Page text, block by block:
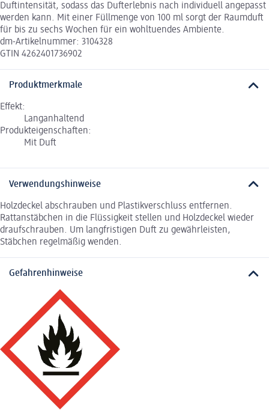
Duftintensität, sodass das Dufterlebnis nach individuell angepasst
werden kann. Mit einer Füllmenge von 100 ml sorgt der Raumduft
für bis zu sechs Wochen für ein wohltuendes Ambiente.
dm-Artikelnummer: 3104328
GTIN 4262401736902
Produktmerkmale
Effekt:
Langanhaltend
Produkteigenschaften:
Mit Duft
Verwendungshinweise
Holzdeckel abschrauben und Plastikverschluss entfernen.
Rattanstäbchen in die Flüssigkeit stellen und Holzdeckel wieder
draufschrauben. Um langfristigen Duft zu gewährleisten,
Stäbchen regelmäßig wenden.
Gefahrenhinweise